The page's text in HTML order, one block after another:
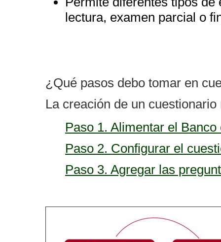
lectura, examen parcial o
¿Qué pasos debo tomar en
La creación de un
Paso 1. Alimentar el
Paso 2. Configurar el
Paso 3. Agregar las